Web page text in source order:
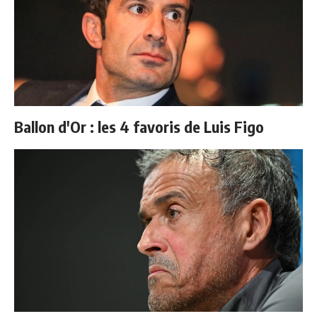
Ballon d'Or : les 4 favoris de Luis Figo